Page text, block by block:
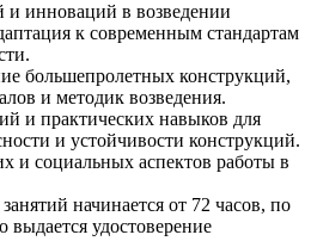
и инноваций в возведении
к современным стандартам
большепролетных конструкций,
и методик возведения.
и практических навыков для
и устойчивости конструкций.
и социальных аспектов работы в
начинается от 72 часов, по
выдается удостоверение